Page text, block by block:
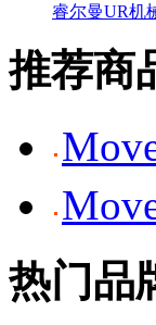
睿尔曼UR机
推荐商
热门品